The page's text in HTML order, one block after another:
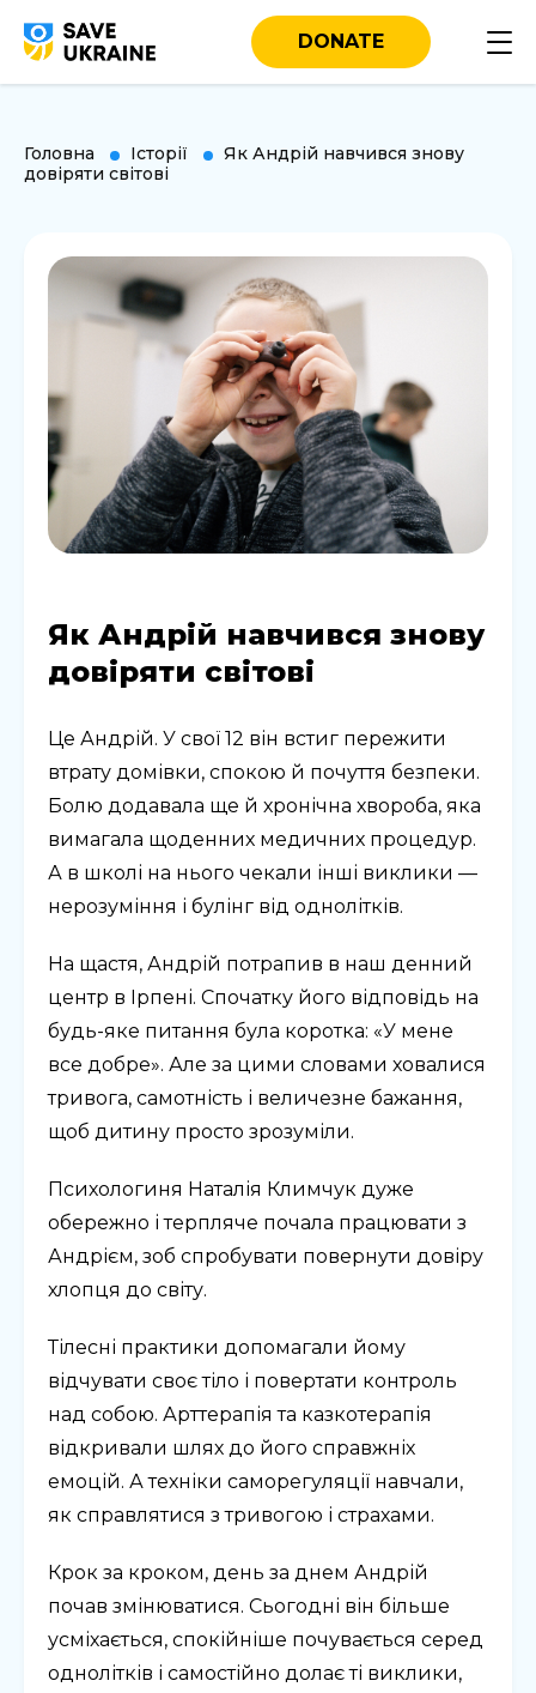
DONATE
Головна Історії
Як Андрій навчився знову
довіряти світові
Як Андрій навчився знову
довіряти світові
Це Андрій. У свої 12 він встиг пережити
втрату домівки, спокою й почуття безпеки.
Болю додавала ще й хронічна хвороба, яка
вимагала щоденних медичних процедур.
А в школі на нього чекали інші виклики —
нерозуміння і булінг від однолітків.
На щастя, Андрій потрапив в наш денний
центр в Ірпені. Спочатку його відповідь на
будь-яке питання була коротка: «У мене
все добре». Але за цими словами ховалися
тривога, самотність і величезне бажання,
щоб дитину просто зрозуміли.
Психологиня Наталія Климчук дуже
обережно і терпляче почала працювати з
Андрієм, зоб спробувати повернути довіру
хлопця до світу.
Тілесні практики допомагали йому
відчувати своє тіло і повертати контроль
над собою. Арттерапія та казкотерапія
відкривали шлях до його справжніх
емоцій. А техніки саморегуляції навчали,
як справлятися з тривогою і страхами.
Крок за кроком, день за днем Андрій
почав змінюватися. Сьогодні він більше
усміхається, спокійніше почувається серед
однолітків і самостійно долає ті виклики,